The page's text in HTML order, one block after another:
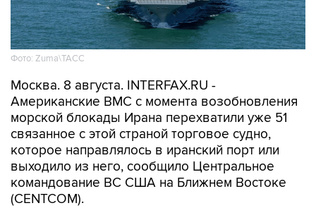
Фото: Zuma\ТАСС
Москва. 8 августа. INTERFAX.RU -
Американские ВМС с момента возобновления
морской блокады Ирана перехватили уже 51
связанное с этой страной торговое судно,
которое направлялось в иранский порт или
выходило из него, сообщило Центральное
командование ВС США на Ближнем Востоке
(CENTCOM).